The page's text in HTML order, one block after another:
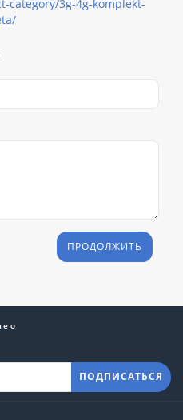
category/3g-4g-komplekt-
ПРОДОЛЖИТЬ
о
ПОДПИСАТЬСЯ